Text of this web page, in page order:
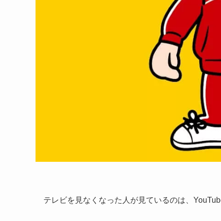
テレビを見なくなった人が見ているのは、